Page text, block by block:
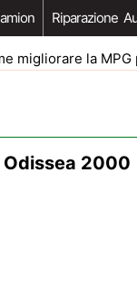
Riparazione
migliorare la
Odissea 2000